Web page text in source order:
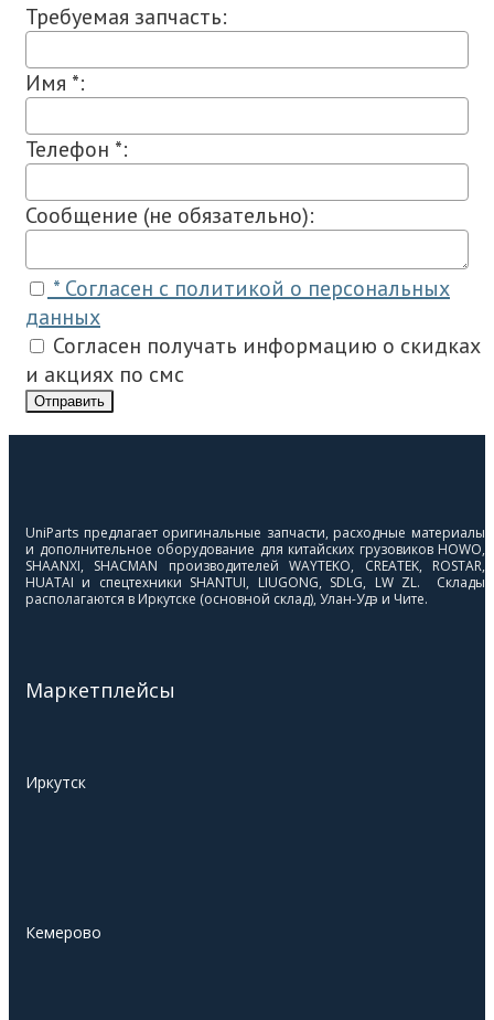
Требуемая запчасть:
Имя *:
Телефон *:
Сообщение (не обязательно):
* Согласен с политикой о персональных
данных
Согласен получать информацию о скидках
и акциях по смс
Отправить
UniParts предлагает оригинальные запчасти, расходные материалы
и дополнительное оборудование для китайских грузовиков HOWO,
SHAANXI, SHACMAN производителей WAYTEKO, CREATEK, ROSTAR,
HUATAI и спецтехники SHANTUI, LIUGONG, SDLG, LW ZL. Склады
располагаются в Иркутске (основной склад), Улан-Удэ и Чите.
Маркетплейсы
Иркутск
Кемерово